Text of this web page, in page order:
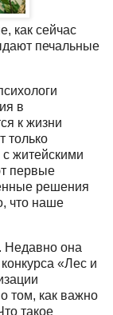
как сейчас
печальные
в
к жизни
только
с житейскими
первые
решения
что наше
Недавно она
«Лес и
том, как важно
такое